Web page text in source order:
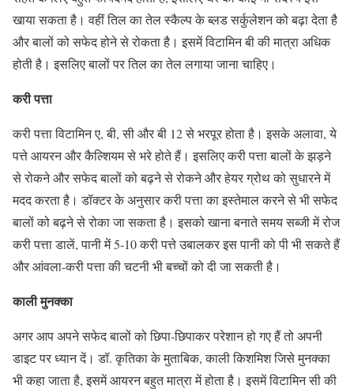
खाया सकता है। वहीं तिल का तेल स्कैल्प के ब्लड सर्कुलेशन को बढ़ा देता है
और बालों को सफेद होने से रोकता है। इसमें विटामिन बी की मात्रा अधिक
होती है। इसलिए बालों पर तिल का तेल लगाया जाना चाहिए।
करी पत्ता
करी पत्ता विटामिन ए, बी, सी और बी 12 से भरपूर होता है। इसके अलावा, ये
पत्ते आयरन और कैल्शियम से भरे होते हैं। इसलिए करी पत्ता बालों के झड़ने
से रोकने और सफेद बालों को बढ़ने से रोकने और हेयर ग्रोथ को सुधारने में
मदद करता है। डॉक्टर के अनुसार करी पत्ता का इस्तेमाल करने से भी सफेद
बालों को बढ़ने से रोका जा सकता है। इसको खाना बनाते समय सब्जी में रोज
करी पत्ता डालें, पानी में 5-10 करी पत्ते उबालकर इस पानी को पी भी सकते हैं
और आंवला-करी पत्ता की चटनी भी बच्चों को दी जा सकती है।
काली मुनक्का
अगर आप अपने सफेद बालों को छिपा-छिपाकर परेशान हो गए हैं तो अपनी
डाइट पर ध्यान दें। डॉ. कृतिका के मुताबिक, काली किशमिश जिसे मुनक्का
भी कहा जाता है, इसमें आयरन बहुत मात्रा में होता है। इसमें विटामिन सी की